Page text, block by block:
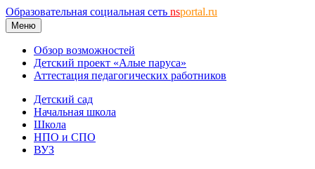
Образовательная социальная сеть nsportal.ru
Меню
Обзор возможностей
Детский проект «Алые паруса»
Аттестация педагогических работников
Детский сад
Начальная школа
Школа
НПО и СПО
ВУЗ